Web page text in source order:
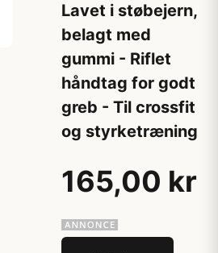
Lavet i støbejern,
belagt med
gummi - Riflet
håndtag for godt
greb - Til crossfit
og styrketræning
165,00 kr